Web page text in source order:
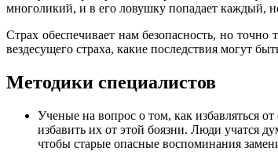
многоликий, и в его ловушку попадает каждый,
Страх обеспечивает нам безопасность, но
вездесущего страха, какие последствия могут
Методики специалистов
Ученые на вопрос о том, как избавляться
избавить их от этой боязни. Люди учатся
чтобы старые опасные воспоминания